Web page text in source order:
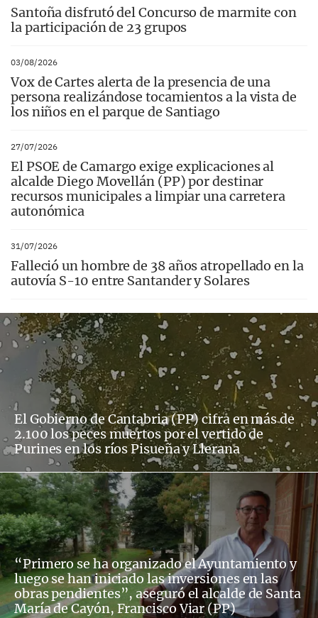
Santoña disfrutó del Concurso de marmite con
la participación de 23 grupos
03/08/2026
Vox de Cartes alerta de la presencia de una
persona realizándose tocamientos a la vista de
los niños en el parque de Santiago
27/07/2026
El PSOE de Camargo exige explicaciones al
alcalde Diego Movellán (PP) por destinar
recursos municipales a limpiar una carretera
autonómica
31/07/2026
Falleció un hombre de 38 años atropellado en la
autovía S-10 entre Santander y Solares
El Gobierno de Cantabria (PP) cifra en más de
2.100 los peces muertos por el vertido de
Purines en los ríos Pisueña y Llerana
“Primero se ha organizado el Ayuntamiento y
luego se han iniciado las inversiones en las
obras pendientes”, aseguró el alcalde de Santa
María de Cayón, Francisco Viar (PP)